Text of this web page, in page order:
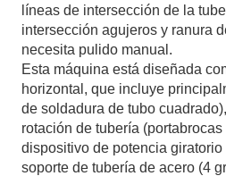
líneas de intersección de la
intersección agujeros y ranura
necesita pulido manual.
Esta máquina está diseñada
horizontal, que incluye
de soldadura de tubo
rotación de tubería
dispositivo de potencia
soporte de tubería de acero (4